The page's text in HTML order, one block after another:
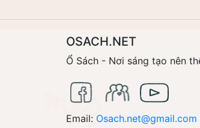
OSACH.NET
Ổ Sách - Nơi sáng tạo nên
Email: Osach.net@gmail.com